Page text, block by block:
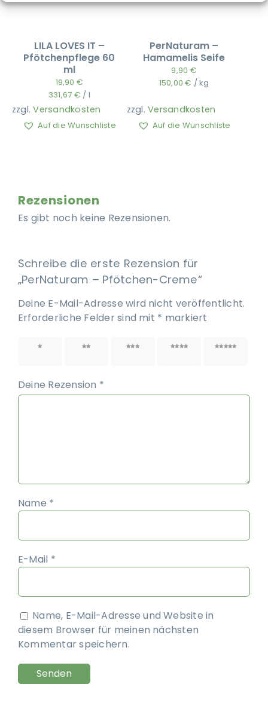
LILA LOVES IT –
Pfötchenpflege 60
ml
19,90 €
331,67 € / l
zzgl.Versandkosten
Auf die Wunschliste
PerNaturam –
Hamamelis Seife
9,90 €
150,00€ /kg
zzgl.Versandkosten
Auf die Wunschliste
Rezensionen
Es gibt noch keine Rezensionen.
Schreibe die erste Rezension für
„PerNaturam – Pfötchen-Creme“
Deine E-Mail-Adresse wird nicht veröffentlicht.
Erforderliche Felder sind mit * markiert
1 von 2 von 3 von 4 von 5 von
Deine Rezension *
Name *
E-Mail *
Name, E-Mail-Adresse und Website in
diesem Browser für meinen nächsten
Kommentar speichern.